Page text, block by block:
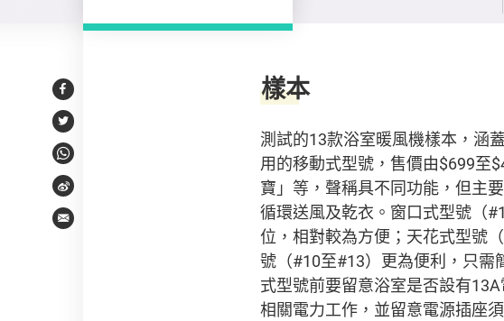
Facebook
Twitter
WhatsApp
Weibo
Email
測試樣本
樣本
測試的13款浴室暖風機樣本，涵
用的移動式型號，售價由$699至
寶」等，聲稱具不同功能，但主
循環送風及乾衣。窗口式型號（
位，相對較為方便；天花式型號
號（#10至#13）更為便利，只需
式型號前要留意浴室是否設有
相關電力工作，並留意電源插座